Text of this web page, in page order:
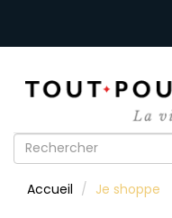
Formulaire
recherche
Accueil Je shoppe